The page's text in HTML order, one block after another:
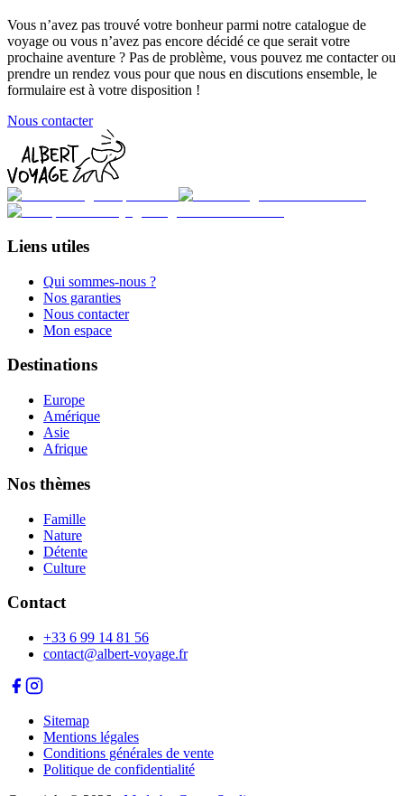
Vous n’avez pas trouvé votre bonheur parmi notre catalogue de
voyage ou vous n’avez pas encore décidé ce que serait votre
prochaine aventure ? Pas de problème, vous pouvez me contacter ou
prendre un rendez vous pour que nous en discutions ensemble, le
formulaire est à votre disposition !
Nous contacter
Liens utiles
Qui sommes-nous ?
Nos garanties
Nous contacter
Mon espace
Destinations
Europe
Amérique
Asie
Afrique
Nos thèmes
Famille
Nature
Détente
Culture
Contact
+33 6 99 14 81 56
contact@albert-voyage.fr
Sitemap
Mentions légales
Conditions générales de vente
Politique de confidentialité